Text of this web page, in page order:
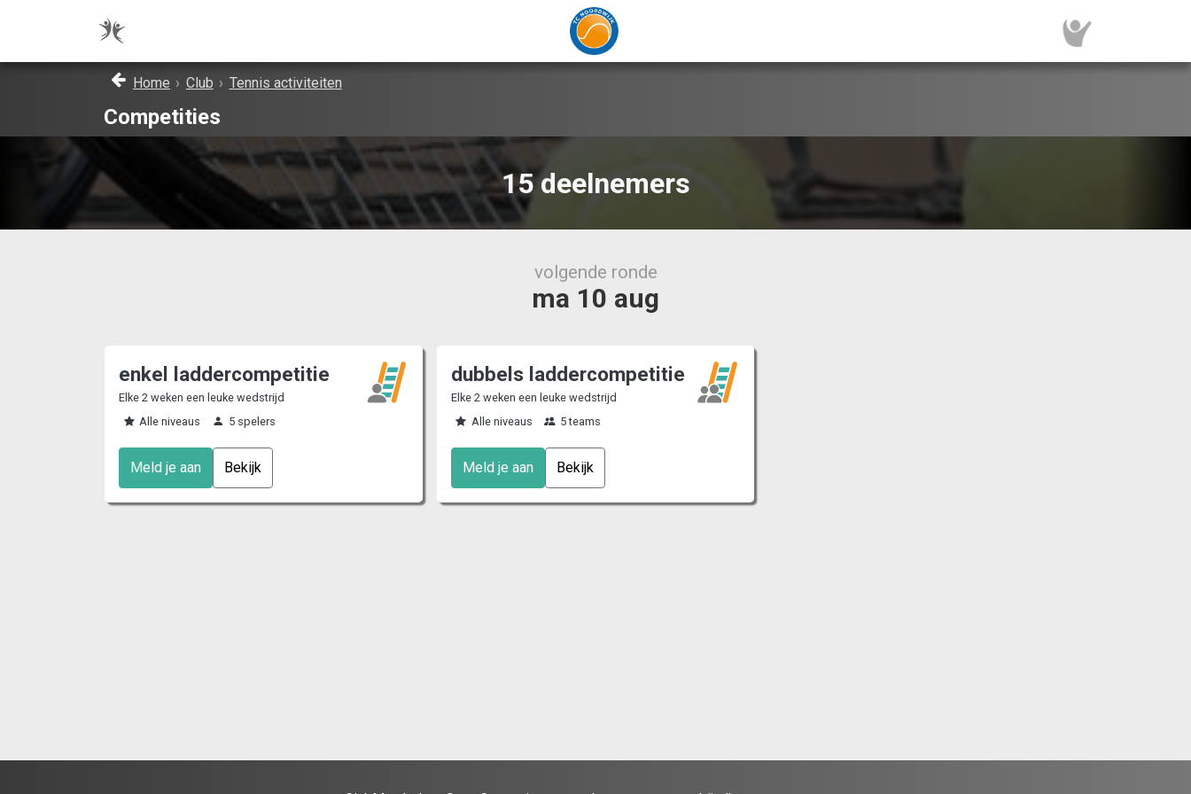
Home › Club › Tennis activiteiten
Competities
15 deelnemers
volgende ronde
ma 10 aug
enkel laddercompetitie
Elke 2 weken een leuke wedstrijd
Alle niveaus
5 spelers
Meld je aan Bekijk
dubbels laddercompetitie
Elke 2 weken een leuke wedstrijd
Alle niveaus
5 teams
Meld je aan Bekijk